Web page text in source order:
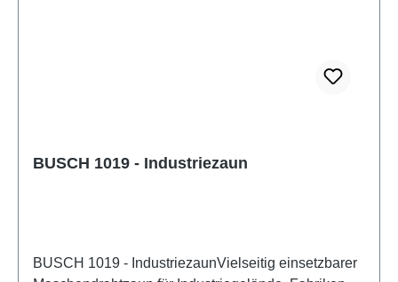
BUSCH 1019 - Industriezaun
BUSCH 1019 - IndustriezaunVielseitig einsetzbarer